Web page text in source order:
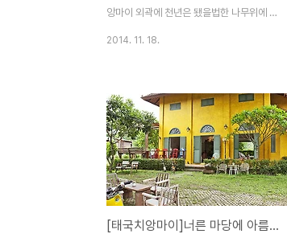
나 상당히 작은 식당인데 ㄱ자형 주방..
앙마이 외곽에 천년은 됐을법한 나무위에 통
걸렸지만 큰도로를 벗어나는 3분의2지점부
터는 길이 이뻐서 라이딩하는 맛이 제법 괜찮
았답니다 정확한 위치는 지도를 클릭하면 구
글맵으로 자세한 위치를 확인하실수 있습니
다 마치 강원도 어딘가를 달리는듯한 착각이
들정도로 시원숲과 사이 사이로 흐르는 계곡
물을 지나면 더 자이언트 치앙마이 카페가 나
2014. 11. 18.
[태국치앙마이]너른 마당에 아름드리 나무가 있는 카페 옐로우망고 / YellowMango Cafe